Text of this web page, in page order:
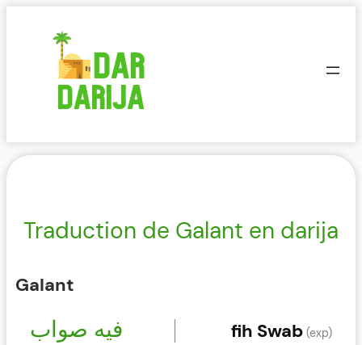
Traduction de Galant en darija
Galant
فيه صواب fih Swab (exp)